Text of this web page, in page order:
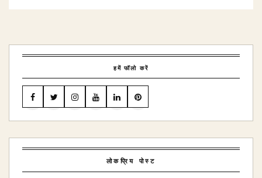
हमें फॉलो करें
लोकप्रिय पोस्ट